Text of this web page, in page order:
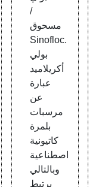
دين ال
ذهب
/
مسحوق
Sinofloc.
بولي
أكريلاميد
عبارة
عن
مرسبات
بلمرة
كاتيونية
اصطناعية
وبالتالي
يرتبط